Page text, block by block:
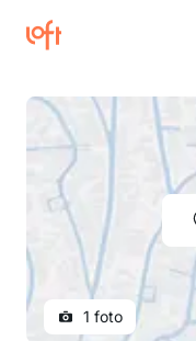
1 foto